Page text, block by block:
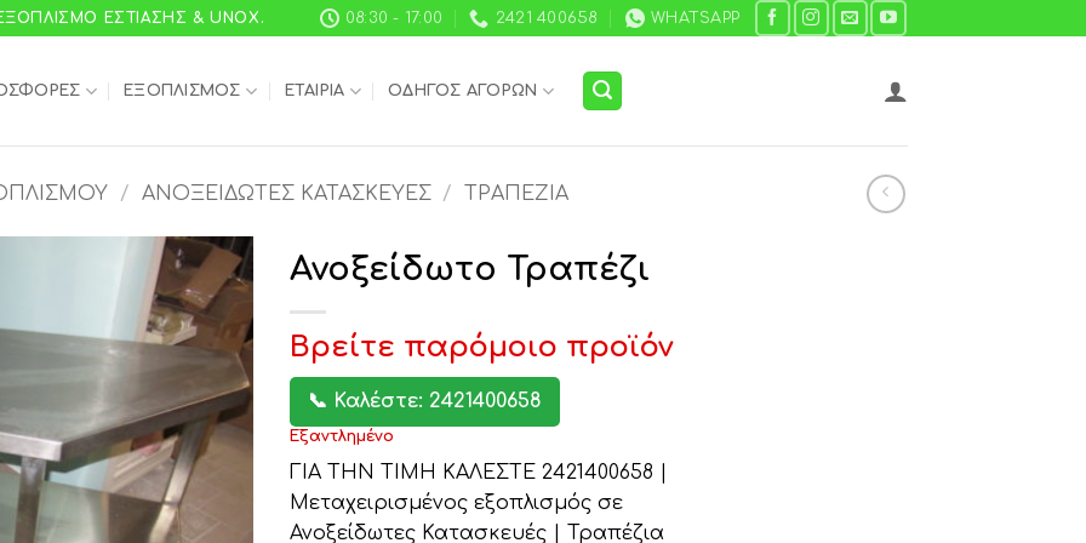
ΕΣΤΊΑΣΗΣ & UNOX. 08:30 - 17:00 2421 400658 WHATSAPP
ΕΞΟΠΛΙΣΜΌΣ ΕΤΑΙΡΊΑ ΟΔΗΓΌΣ ΑΓΟΡΏΝ
/ ΑΝΟΞΕΊΔΩΤΕΣ ΚΑΤΑΣΚΕΥΈΣ / ΤΡΑΠΈΖΙΑ
Ανοξείδωτο Τραπέζι
Βρείτε παρόμοιο προϊόν
📞 Καλέστε: 2421400658
Εξαντλημένο
ΓΙΑ ΤΗΝ ΤΙΜΗ ΚΑΛΕΣΤΕ 2421400658 |
Μεταχειρισμένος εξοπλισμός σε
Ανοξείδωτες Κατασκευές | Τραπέζια